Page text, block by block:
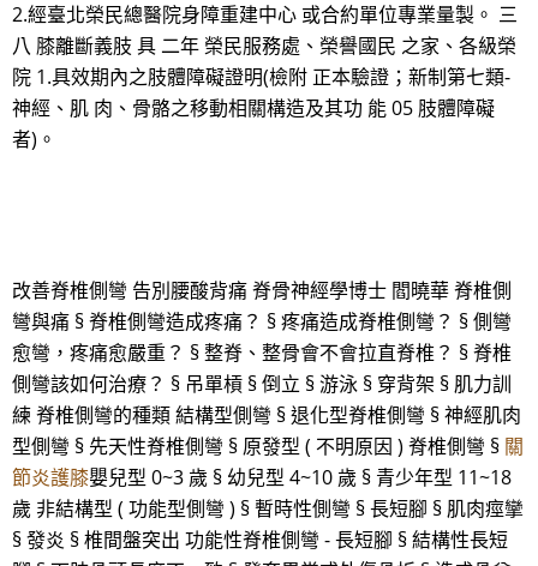
2.經臺北榮民總醫院身障重建中心 或合約單位專業量製。 三
八 膝離斷義肢 具 二年 榮民服務處、榮譽國民 之家、各級榮
院 1.具效期內之肢體障礙證明(檢附 正本驗證；新制第七類-
神經、肌 肉、骨骼之移動相關構造及其功 能 05 肢體障礙
者)。
改善脊椎側彎 告別腰酸背痛 脊骨神經學博士 閻曉華 脊椎側
彎與痛 § 脊椎側彎造成疼痛？ § 疼痛造成脊椎側彎？ § 側彎
愈彎，疼痛愈嚴重？ § 整脊、整骨會不會拉直脊椎？ § 脊椎
側彎該如何治療？ § 吊單槓 § 倒立 § 游泳 § 穿背架 § 肌力訓
練 脊椎側彎的種類 結構型側彎 § 退化型脊椎側彎 § 神經肌肉
型側彎 § 先天性脊椎側彎 § 原發型 ( 不明原因 ) 脊椎側彎 § 關
節炎護膝嬰兒型 0~3 歲 § 幼兒型 4~10 歲 § 青少年型 11~18
歲 非結構型 ( 功能型側彎 ) § 暫時性側彎 § 長短腳 § 肌肉痙攣
§ 發炎 § 椎間盤突出 功能性脊椎側彎 - 長短腳 § 結構性長短